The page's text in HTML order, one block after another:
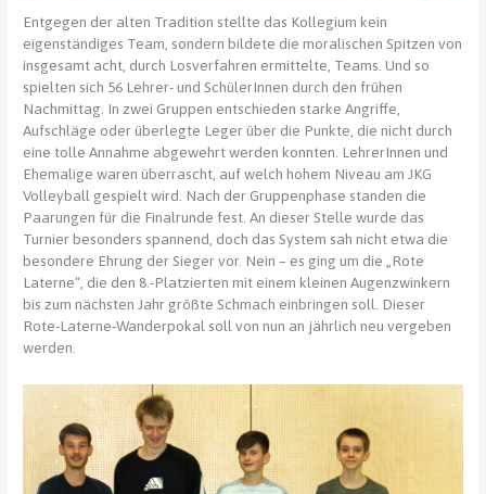
Entgegen der alten Tradition stellte das Kollegium kein
eigenständiges Team, sondern bildete die moralischen Spitzen von
insgesamt acht, durch Losverfahren ermittelte, Teams. Und so
spielten sich 56 Lehrer- und SchülerInnen durch den frühen
Nachmittag. In zwei Gruppen entschieden starke Angriffe,
Aufschläge oder überlegte Leger über die Punkte, die nicht durch
eine tolle Annahme abgewehrt werden konnten. LehrerInnen und
Ehemalige waren überrascht, auf welch hohem Niveau am JKG
Volleyball gespielt wird. Nach der Gruppenphase standen die
Paarungen für die Finalrunde fest. An dieser Stelle wurde das
Turnier besonders spannend, doch das System sah nicht etwa die
besondere Ehrung der Sieger vor. Nein – es ging um die „Rote
Laterne“, die den 8.-Platzierten mit einem kleinen Augenzwinkern
bis zum nächsten Jahr größte Schmach einbringen soll. Dieser
Rote-Laterne-Wanderpokal soll von nun an jährlich neu vergeben
werden.